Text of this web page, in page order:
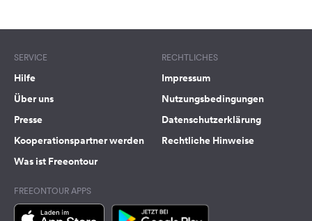
SERVICE
Hilfe
Über uns
Presse
Kooperationspartner werden
Was ist Freeontour
RECHTLICHES
Impressum
Nutzungsbedingungen
Datenschutzerklärung
Rechtliche Hinweise
FREEONTOUR APPS